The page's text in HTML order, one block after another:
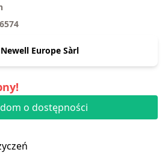
Europe Sàrl
o dostępności